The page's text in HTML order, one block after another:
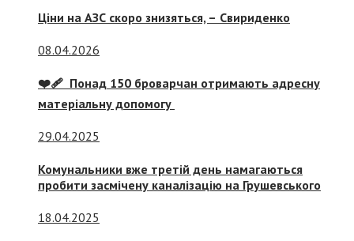
Ціни на АЗС скоро знизяться, – Свириденко
08.04.2026
❤️‍🩹 Понад 150 броварчан отримають адресну
матеріальну допомогу
29.04.2025
Комунальники вже третій день намагаються
пробити засмічену каналізацію на Грушевського
18.04.2025